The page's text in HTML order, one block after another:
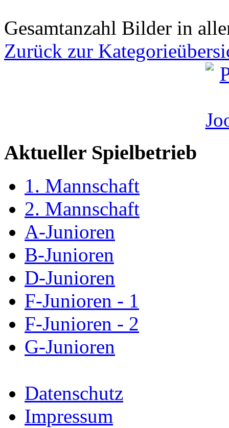
Gesamtanzahl Bilder in
Zurück zur
Aktueller Spielbetrieb
1. Mannschaft
2. Mannschaft
A-Junioren
B-Junioren
D-Junioren
F-Junioren - 1
F-Junioren - 2
G-Junioren
Datenschutz
Impressum